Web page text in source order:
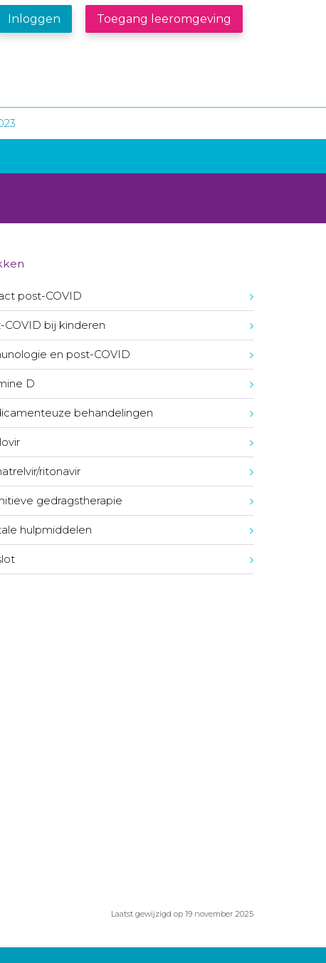
Inloggen Toegang leeromgeving
post-COVID
COVID bij kinderen
en post-COVID
D
behandelingen
ritonavir
gedragstherapie
hulpmiddelen
Laatst gewijzigd op 19 november 2025